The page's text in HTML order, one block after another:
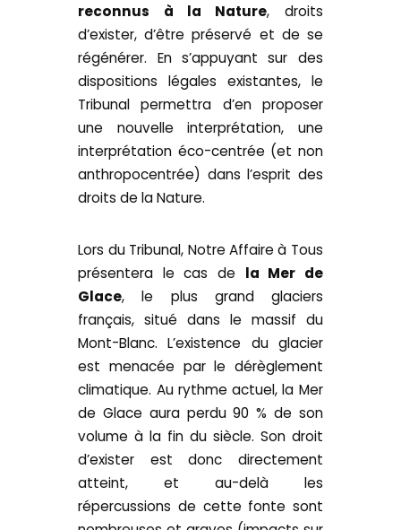
reconnus à la Nature, droits
d’exister, d’être préservé et de se
régénérer. En s’appuyant sur des
dispositions légales existantes, le
Tribunal permettra d’en proposer
une nouvelle interprétation, une
interprétation éco-centrée (et non
anthropocentrée) dans l’esprit des
droits de la Nature.
Lors du Tribunal, Notre Affaire à Tous
présentera le cas de la Mer de
Glace, le plus grand glaciers
français, situé dans le massif du
Mont-Blanc. L’existence du glacier
est menacée par le dérèglement
climatique. Au rythme actuel, la Mer
de Glace aura perdu 90 % de son
volume à la fin du siècle. Son droit
d’exister est donc directement
atteint, et au-delà les
répercussions de cette fonte sont